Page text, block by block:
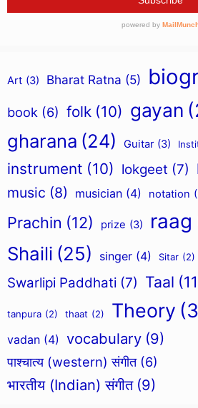
Art (3) Bharat Ratna (5)
book (6) folk (10) gayan
gharana (24) Guitar (3)
instrument (10) lokgeet (7)
music (8) musician (4) notation
Prachin (12) prize (3) raag
Shaili (25) singer (4) Sitar (2)
Swarlipi Paddhati (7) Taal
tanpura (2) thaat (2) Theory
vadan (4) vocabulary (9)
पाश्चात्य (western) संगीत (6)
भारतीय (Indian) संगीत (9)